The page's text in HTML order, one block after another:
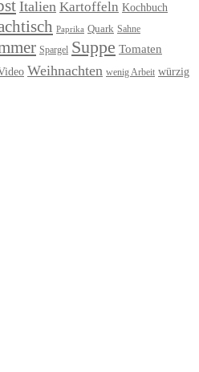
Italien Kartoffeln Kochbuch
Paprika Quark Sahne
Spargel Suppe Tomaten
Weihnachten wenig Arbeit würzig